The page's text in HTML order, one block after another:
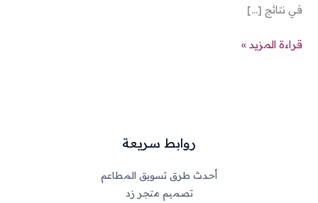
في نتائج […]
قراءة المزيد »
روابط سريعة
أحدث طرق تسويق المطاعم
تصميم متجر زد